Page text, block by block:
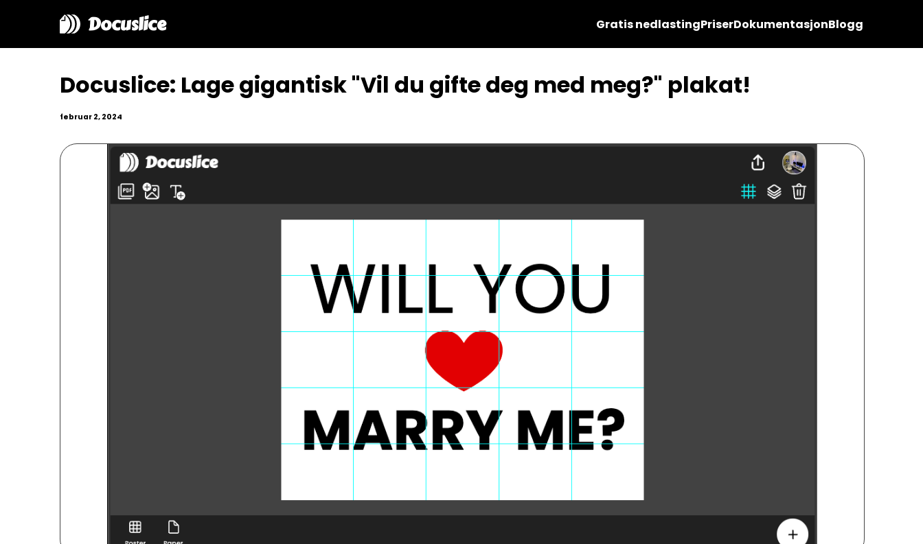
Docuslice Gratis nedlastingPriserDokumentasjonBlogg
Docuslice: Lage gigantisk "Vil du gifte deg med meg?" plakat!
februar 2, 2024